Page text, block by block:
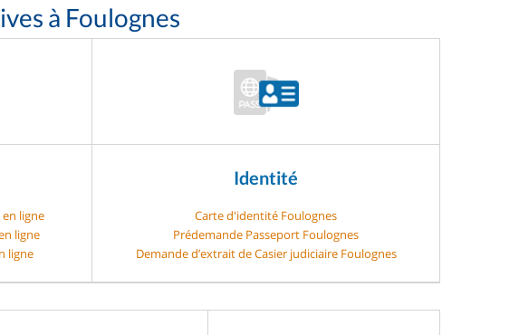
à Foulognes
ligne
ligne
ligne
Identité
Carte d'identité Foulognes
Prédemande Passeport Foulognes
Demande d’extrait de Casier judiciaire Foulognes